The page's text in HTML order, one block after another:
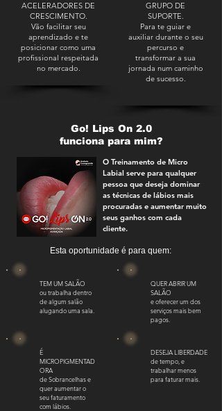
ACELERADORES DE
CRESCIMENTO.
Vão facilitar seu
aprendizado e te
posicionar como uma
profissional respeitada
no mercado.
GRUPO DE
SUPORTE.
Para te guiar e
auxiliar durante o seu
percurso e
transformar a sua
jornada num caminho
de sucesso.
Go! Lips On 2.0
funciona para mim?
O Treinamento de Micro
Labial serve para qualquer
pessoa que deseja dominar
as técnicas de lábios mais
procuradas e aumentar muito
seus ganhos com cada
cliente.
Esta oportunidade é para quem:
TEM UM SALÃO
ou trabalha dentro
de algum salão
alugando uma sala.
É
MICROPIGMENTAD
ORA
de Sobrancelhas e
quer aumentar o
seu faturamento
com lábios.
QUER ABRIR UM
SALÃO
e oferecer um dos
serviços mais bem
pagos.
DESEJA LIBERDADE
de tempo, e
trabalhar menos
para faturar mais.